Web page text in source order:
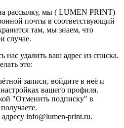
рассылку, мы ( LUMEN PRINT)
почты в соответствующий
там, мы знаем, что
случае.
нас удалить ваш адрес из списка.
это:
записи, войдите в неё и
вашего профиля.
"Отменить подписку" в
info@lumen-print.ru.